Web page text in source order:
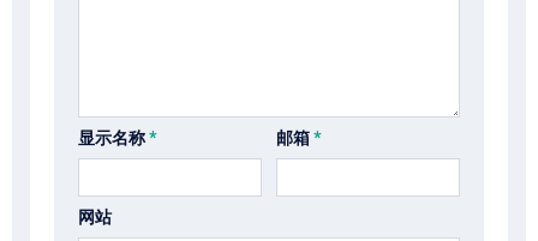
显示名称* 邮箱*
网站